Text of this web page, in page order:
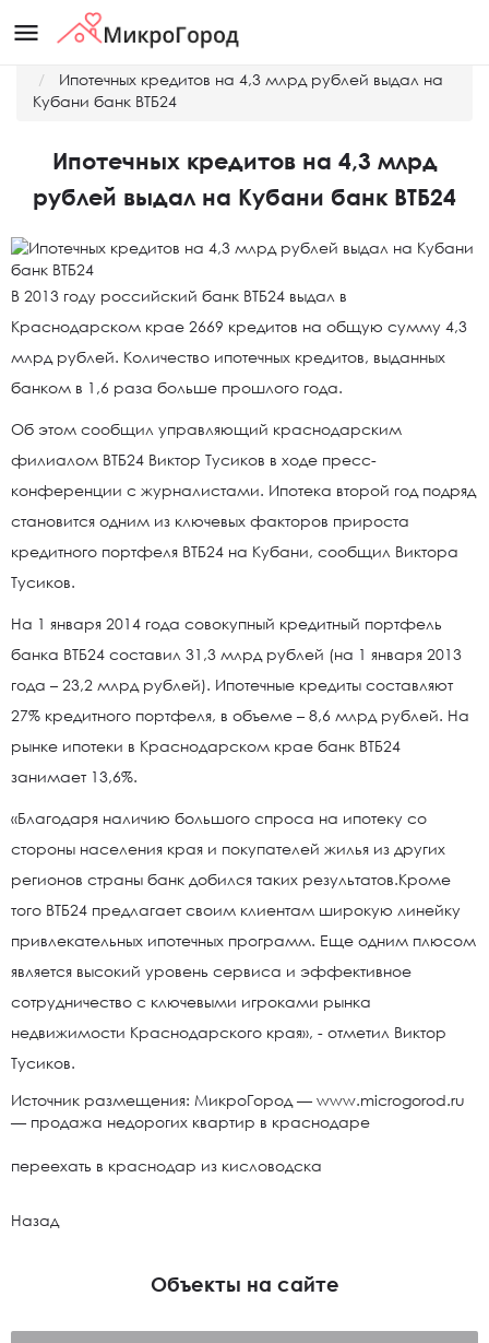
menu
Ипотечных кредитов на 4,3 млрд рублей выдал на
Кубани банк ВТБ24
Ипотечных кредитов на 4,3 млрд
рублей выдал на Кубани банк ВТБ24
В 2013 году российский банк ВТБ24 выдал в
Краснодарском крае 2669 кредитов на общую сумму 4,3
млрд рублей. Количество ипотечных кредитов, выданных
банком в 1,6 раза больше прошлого года.
Об этом сообщил управляющий краснодарским
филиалом ВТБ24 Виктор Тусиков в ходе пресс-
конференции с журналистами. Ипотека второй год подряд
становится одним из ключевых факторов прироста
кредитного портфеля ВТБ24 на Кубани, сообщил Виктора
Тусиков.
На 1 января 2014 года совокупный кредитный портфель
банка ВТБ24 составил 31,3 млрд рублей (на 1 января 2013
года – 23,2 млрд рублей). Ипотечные кредиты составляют
27% кредитного портфеля, в объеме – 8,6 млрд рублей. На
рынке ипотеки в Краснодарском крае банк ВТБ24
занимает 13,6%.
«Благодаря наличию большого спроса на ипотеку со
стороны населения края и покупателей жилья из других
регионов страны банк добился таких результатов.Кроме
того ВТБ24 предлагает своим клиентам широкую линейку
привлекательных ипотечных программ. Еще одним плюсом
является высокий уровень сервиса и эффективное
сотрудничество с ключевыми игроками рынка
недвижимости Краснодарского края», - отметил Виктор
Тусиков.
Источник размещения: МикроГород — www.microgorod.ru
— продажа недорогих квартир в краснодаре
переехать в краснодар из кисловодска
Назад
Объекты на сайте